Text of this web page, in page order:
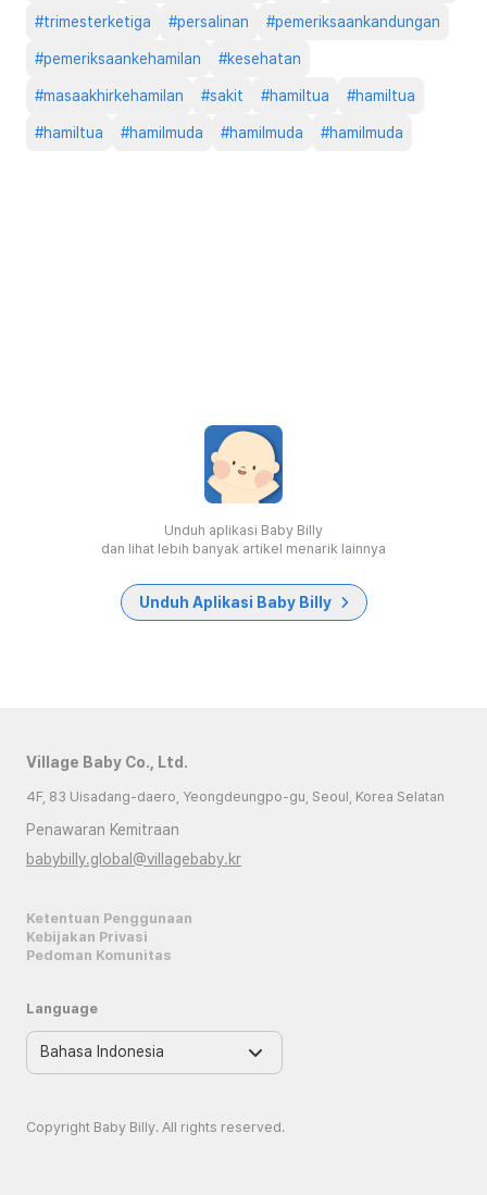
#trimesterketiga #persalinan #pemeriksaankandungan
#pemeriksaankehamilan #kesehatan
#masaakhirkehamilan #sakit #hamiltua #hamiltua
#hamiltua #hamilmuda #hamilmuda #hamilmuda
Unduh aplikasi Baby Billy
dan lihat lebih banyak artikel menarik lainnya
Unduh Aplikasi Baby Billy
Village Baby Co., Ltd.
4F, 83 Uisadang-daero, Yeongdeungpo-gu, Seoul, Korea Selatan
Penawaran Kemitraan
babybilly.global@villagebaby.kr
Ketentuan Penggunaan
Kebijakan Privasi
Pedoman Komunitas
Language
Copyright Baby Billy. All rights reserved.